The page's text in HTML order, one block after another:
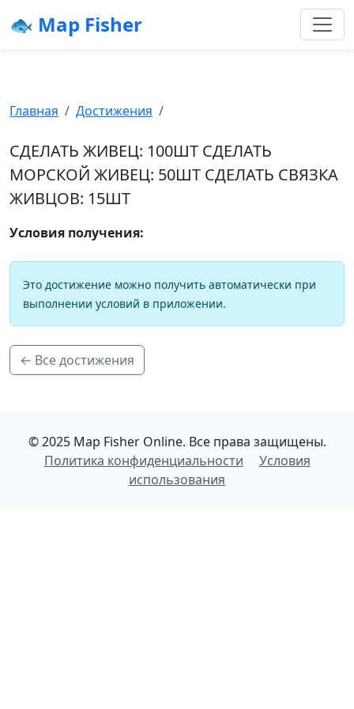
🐟 Map Fisher
Главная Достижения
СДЕЛАТЬ ЖИВЕЦ: 100ШТ СДЕЛАТЬ
МОРСКОЙ ЖИВЕЦ: 50ШТ СДЕЛАТЬ СВЯЗКА
ЖИВЦОВ: 15ШТ
Условия получения:
Это достижение можно получить автоматически при
выполнении условий в приложении.
← Все достижения
© 2025 Map Fisher Online. Все права защищены.
Политика конфиденциальности
Условия
использования